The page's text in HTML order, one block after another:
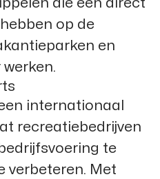
die een direct
op de
en
internationaal
recreatiebedrijven
te
verbeteren. Met